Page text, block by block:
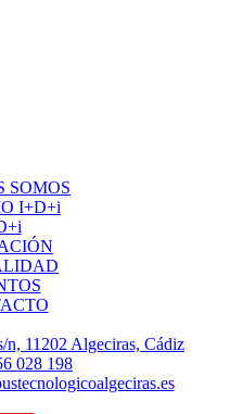
SOMOS
I+D+i
n, 11202 Algeciras, Cádiz
028 198